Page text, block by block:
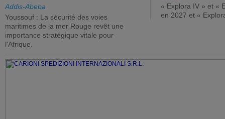
Addis-Abeba
Youssouf : La sécurité des voies
maritimes de la mer Rouge revêt une
importance stratégique vitale pour
l'Afrique.
« Explora IV » et «
en 2027 et «